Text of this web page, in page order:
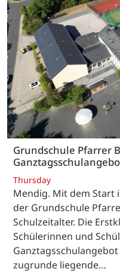
Grundschule Pfarrer
Thursday
Mendig. Mit dem Start
der Grundschule
Schulzeitalter. Die
Schülerinnen und
zugrunde liegende…